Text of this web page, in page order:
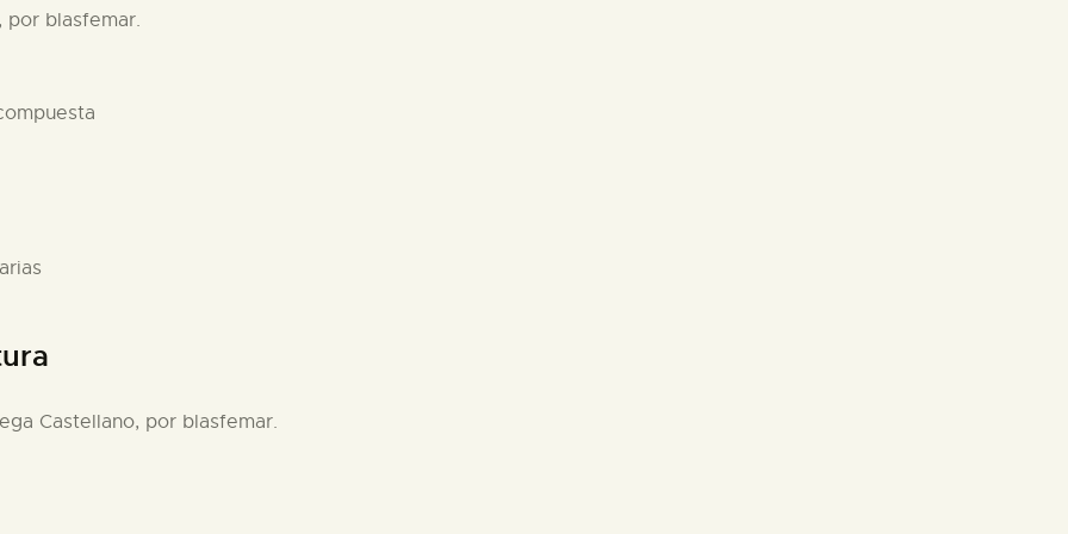
por blasfemar.
Castellano, por blasfemar.